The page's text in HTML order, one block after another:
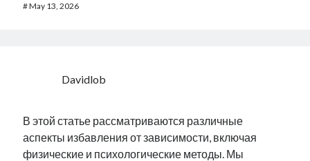
#May 13, 2026
Davidlob
В этой статье рассматриваются различные
аспекты избавления от зависимости, включая
физические и психологические методы. Мы